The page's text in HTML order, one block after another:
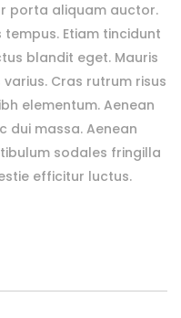
porta aliquam auctor.
Etiam tincidunt
blandit eget. Mauris
Cras rutrum risus
elementum. Aenean
dui massa. Aenean
sodales fringilla
efficitur luctus.